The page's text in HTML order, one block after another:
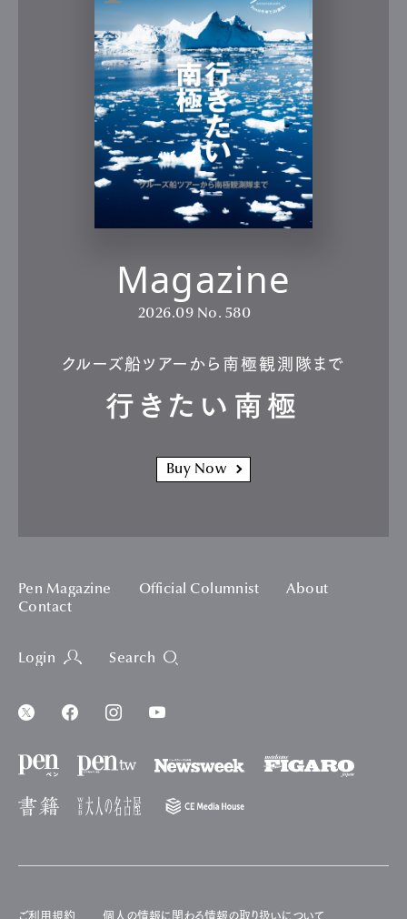
Magazine
2026.09 No. 580
クルーズ船ツアーから南極観測隊まで
行きたい南極
Buy Now
Pen Magazine Official Columnist
About
Contact
Login Search
ご利用規約 個人の情報に関わる情報の取り扱いについて